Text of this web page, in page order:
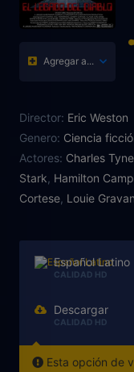
Agregar a...
Director: Eric Weston
Genero: Ciencia
Actores: Charles
Stark Hamilton Camp
Cortese Louie
Español Latino
CALIDAD HD
Descargar
CALIDAD HD
Esta opción de